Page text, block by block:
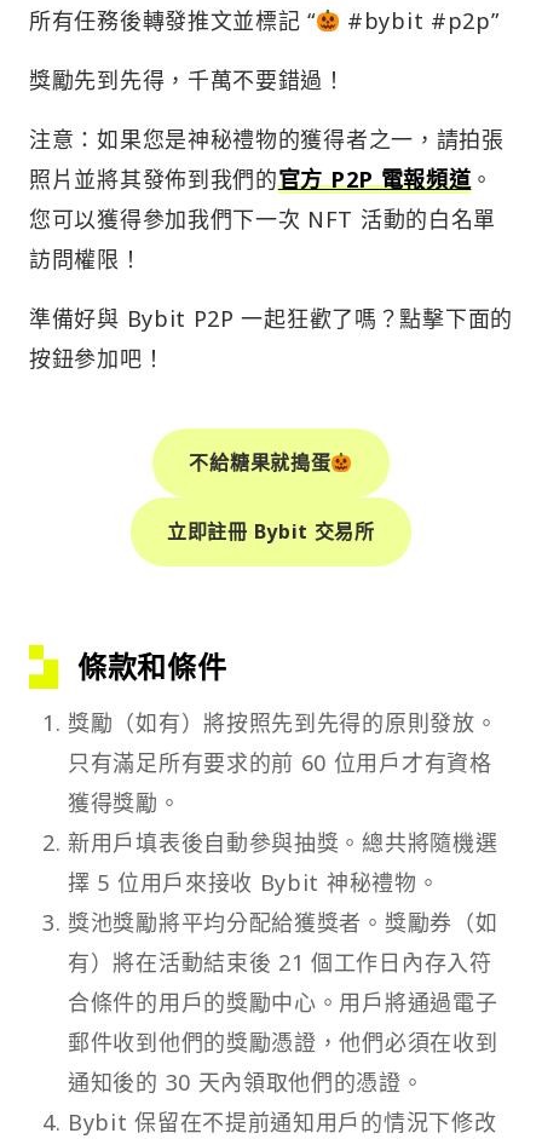
所有任務後轉發推文並標記 “
#bybit #p2p”
獎勵先到先得，千萬不要錯過！
注意：如果您是神秘禮物的獲得者之一，請拍張
照片並將其發佈到我們的官方 P2P 電報頻道。
您可以獲得參加我們下一次 NFT 活動的白名單
訪問權限！
準備好與 Bybit P2P 一起狂歡了嗎？點擊下面的
按鈕參加吧！
不給糖果就搗蛋
立即註冊 Bybit 交易所
條款和條件
獎勵（如有）將按照先到先得的原則發放。
只有滿足所有要求的前 60 位用戶才有資格
獲得獎勵。
新用戶填表後自動參與抽獎。總共將隨機選
擇 5 位用戶來接收 Bybit 神秘禮物。
獎池獎勵將平均分配給獲獎者。獎勵券（如
有）將在活動結束後 21 個工作日內存入符
合條件的用戶的獎勵中心。用戶將通過電子
郵件收到他們的獎勵憑證，他們必須在收到
通知後的 30 天內領取他們的憑證。
Bybit 保留在不提前通知用戶的情況下修改